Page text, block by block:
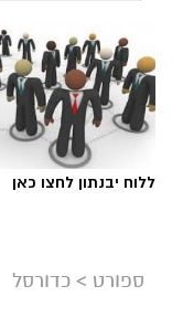
ללוח יבנתון לחצו כאן
ספורט > כדורסל